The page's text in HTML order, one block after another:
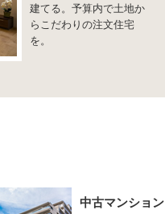
建てる。予算内で土地か
らこだわりの注文住宅
を。
中古マンション